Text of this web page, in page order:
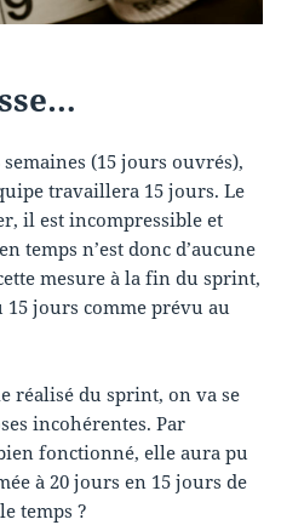
(15 jours ouvrés),
travaillera 15 jours. Le
il est incompressible et
temps n’est donc d’aucune
mesure à la fin du sprint,
jours comme prévu au
réalisé du sprint, on va se
incohérentes. Par
fonctionné, elle aura pu
à 20 jours en 15 jours de
temps ?